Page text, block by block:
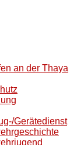
an der Thaya
Gerätedienst